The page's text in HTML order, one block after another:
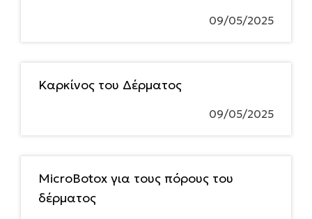
09/05/2025
Καρκίνος του Δέρματος
09/05/2025
MicroBotox για τους πόρους του
δέρματος